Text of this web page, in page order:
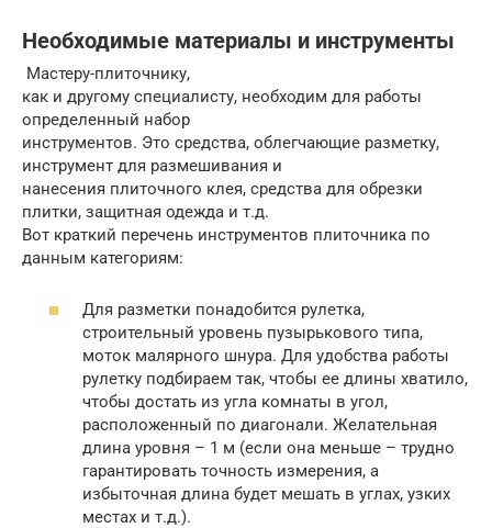
Необходимые материалы и инструменты
Мастеру-плиточнику,
как и другому специалисту, необходим для работы
определенный набор
инструментов. Это средства, облегчающие разметку,
инструмент для размешивания и
нанесения плиточного клея, средства для обрезки
плитки, защитная одежда и т.д.
Вот краткий перечень инструментов плиточника по
данным категориям:
Для разметки понадобится рулетка,
строительный уровень пузырькового типа,
моток малярного шнура. Для удобства работы
рулетку подбираем так, чтобы ее длины хватило,
чтобы достать из угла комнаты в угол,
расположенный по диагонали. Желательная
длина уровня – 1 м (если она меньше – трудно
гарантировать точность измерения, а
избыточная длина будет мешать в углах, узких
местах и т.д.).